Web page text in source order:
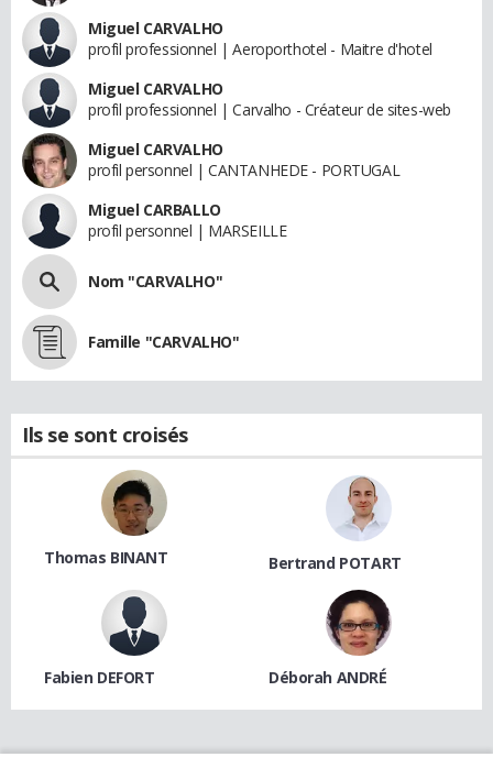
Miguel CARVALHO
profil professionnel | Aeroporthotel - Maitre d'hotel
Miguel CARVALHO
profil professionnel | Carvalho - Créateur de sites-web
Miguel CARVALHO
profil personnel | CANTANHEDE - PORTUGAL
Miguel CARBALLO
profil personnel | MARSEILLE
Nom "CARVALHO"
Famille "CARVALHO"
Ils se sont croisés
Thomas BINANT Bertrand POTART
Fabien DEFORT Déborah ANDRÉ